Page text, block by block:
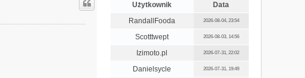
r
Użytkownik
Data
RandallFooda
2026-08-04, 23:54
Scotttwept 2026-08-03, 14:56
Izimoto.pl 2026-07-31, 22:02
Danielsycle 2026-07-31, 19:49